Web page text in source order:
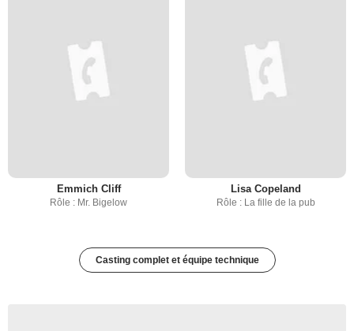
Emmich Cliff
Rôle : Mr. Bigelow
Lisa Copeland
Rôle : La fille de la pub
Casting complet et équipe technique